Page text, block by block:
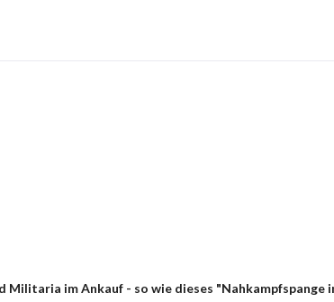
Militaria im Ankauf - so wie dieses "Nahkampfspange